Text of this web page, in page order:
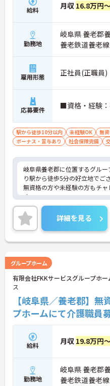
給料 月収 16.8万円
勤務地
岐阜県 養老郡
養老鉄道養老
雇用形態 正社員(正職員)
応募要件 ■資格・経験
駅から徒歩10分以内 未経験OK 無
ボーナス・賞与あり
社会保険完備
岐阜県養老郡に位置するグル
り駅から徒歩5分の好立地でご
無資格の方や未経験の方もチ
す。
年間休日は110日ありお休みが
すので、スタッフにとって理想
います。
ご興味のある方には、面接対
に詳細をお話しいたしますの
詳細を見る
グループホーム
有限会社FKKサービスグループホ
ス
【岐阜県／養老郡】
プホームにて介護職員
給料 月収 19.8万円
勤務地
岐阜県 養老郡
養老鉄道養老